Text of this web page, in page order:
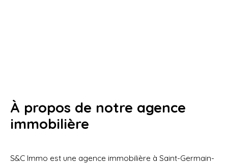
À propos de notre agence
immobilière
S&C Immo est une agence immobilière à Saint-Germain-